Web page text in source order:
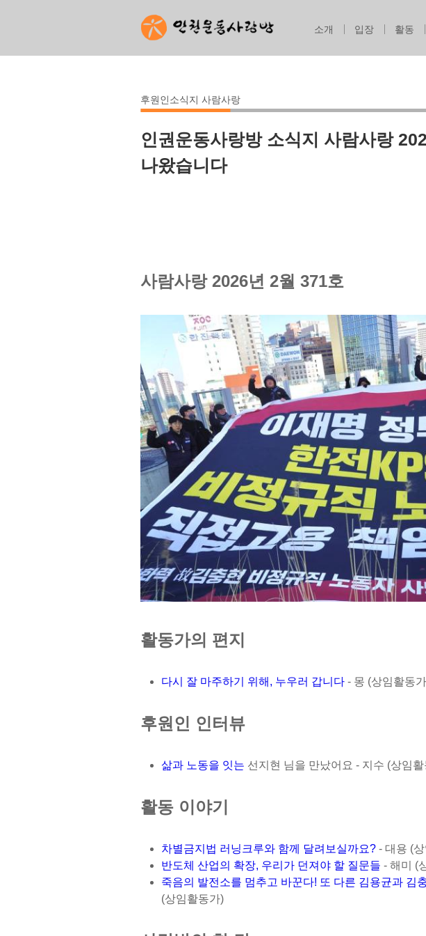
후원인소식지 사람사랑
인권운동사랑방 소식지 사람사랑
나왔습니다
사람사랑 2026년 2월 371호
활동가의 편지
다시 잘 마주하기 위해, 누우러 갑니다 - 몽 (상임활동
후원인 인터뷰
삶과 노동을 잇는 선지현 님을 만났어요 - 지수 (상임
활동 이야기
차별금지법 러닝크루와 함께 달려보실까요? - 대용 (
반도체 산업의 확장, 우리가 던져야 할 질문들 - 해미 (
죽음의 발전소를 멈추고 바꾼다! 또 다른 김용균과 김
(상임활동가)
소개 입장 활동